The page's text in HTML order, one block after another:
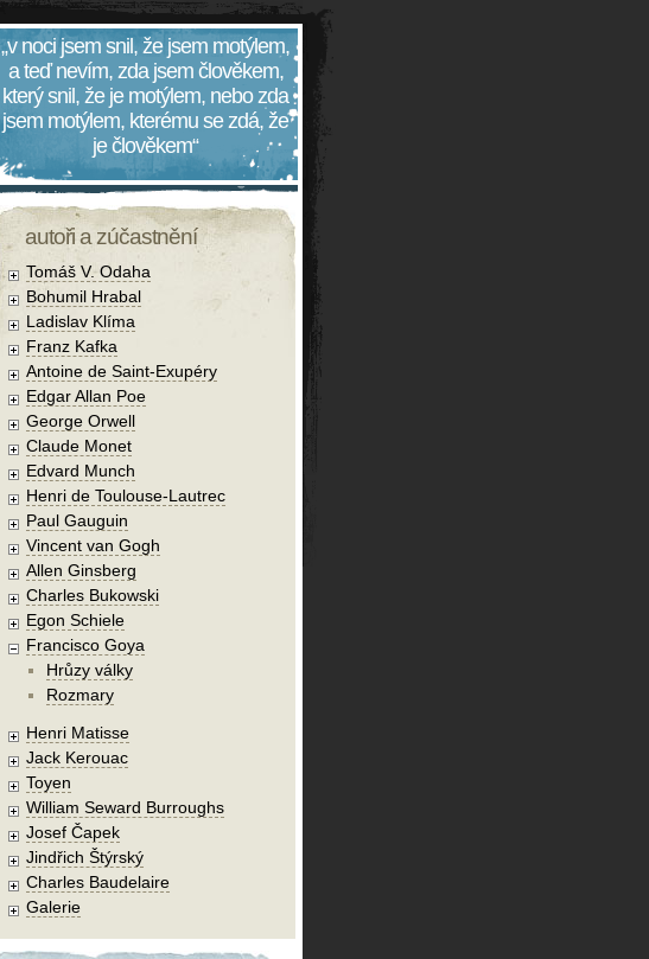
„v noci jsem snil, že jsem motýlem,
a teď nevím, zda jsem člověkem,
který snil, že je motýlem, nebo zda
jsem motýlem, kterému se zdá, že
je člověkem“
autoři a zúčastnění
Tomáš V. Odaha
Bohumil Hrabal
Ladislav Klíma
Franz Kafka
Antoine de Saint-Exupéry
Edgar Allan Poe
George Orwell
Claude Monet
Edvard Munch
Henri de Toulouse-Lautrec
Paul Gauguin
Vincent van Gogh
Allen Ginsberg
Charles Bukowski
Egon Schiele
Francisco Goya
Hrůzy války
Rozmary
Henri Matisse
Jack Kerouac
Toyen
William Seward Burroughs
Josef Čapek
Jindřich Štýrský
Charles Baudelaire
Galerie